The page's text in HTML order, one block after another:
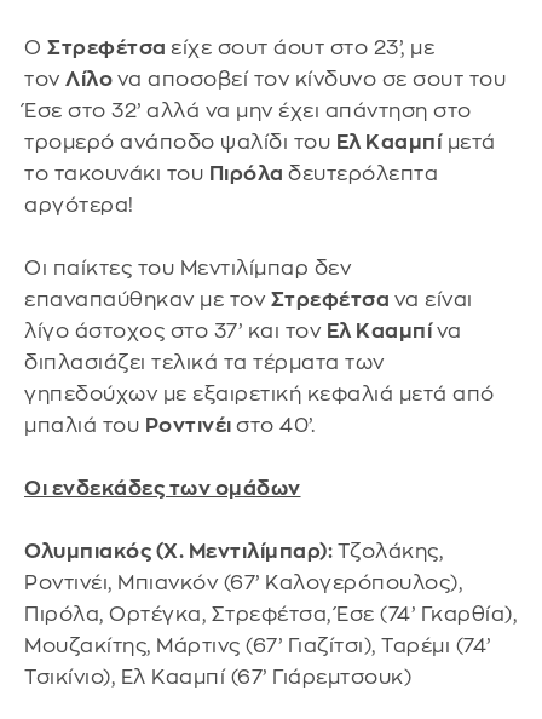
Ο Στρεφέτσα είχε σουτ άουτ στο 23’, με
τον Λίλο να αποσοβεί τον κίνδυνο σε σουτ του
Έσε στο 32’ αλλά να μην έχει απάντηση στο
τρομερό ανάποδο ψαλίδι του Ελ Κααμπίμετά
το τακουνάκι του Πιρόλα δευτερόλεπτα
αργότερα!
Οι παίκτες του Μεντιλίμπαρ δεν
επαναπαύθηκαν με τον Στρεφέτσα να είναι
λίγο άστοχος στο 37’ και τον Ελ Κααμπίνα
διπλασιάζει τελικά τα τέρματα των
γηπεδούχων με εξαιρετική κεφαλιά μετά από
μπαλιά του Ροντινέι στο 40’.
Οι ενδεκάδες των ομάδων
Ολυμπιακός (Χ. Μεντιλίμπαρ): Τζολάκης,
Ροντινέι, Μπιανκόν (67’ Καλογερόπουλος),
Πιρόλα, Ορτέγκα, Στρεφέτσα, Έσε (74’ Γκαρθία),
Μουζακίτης, Μάρτινς (67’ Γιαζίτσι), Ταρέμι (74’
Τσικίνιο), Ελ Κααμπί (67’ Γιάρεμτσουκ)